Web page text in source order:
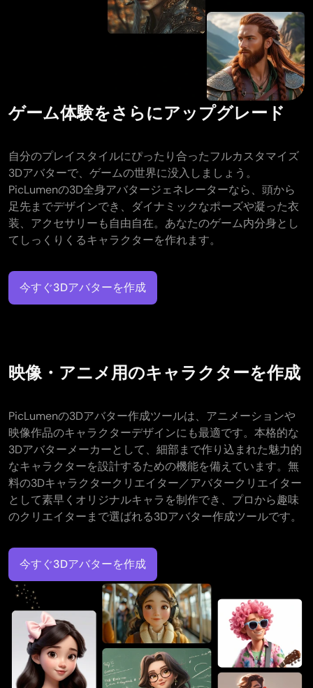
ゲーム体験をさらにアップグレード
自分のプレイスタイルにぴったり合ったフルカスタマイズ
3Dアバターで、ゲームの世界に没入しましょう。
PicLumenの3D全身アバタージェネレーターなら、頭から
足先までデザインでき、ダイナミックなポーズや凝った衣
装、アクセサリーも自由自在。あなたのゲーム内分身とし
てしっくりくるキャラクターを作れます。
今すぐ3Dアバターを作成​
映像・アニメ用のキャラクターを作成
PicLumenの3Dアバター作成ツールは、アニメーションや
映像作品のキャラクターデザインにも最適です。本格的な
3Dアバターメーカーとして、細部まで作り込まれた魅力的
なキャラクターを設計するための機能を備えています。無
料の3Dキャラクタークリエイター／アバタークリエイター
として素早くオリジナルキャラを制作でき、プロから趣味
のクリエイターまで選ばれる3Dアバター作成ツールです。
今すぐ3Dアバターを作成​